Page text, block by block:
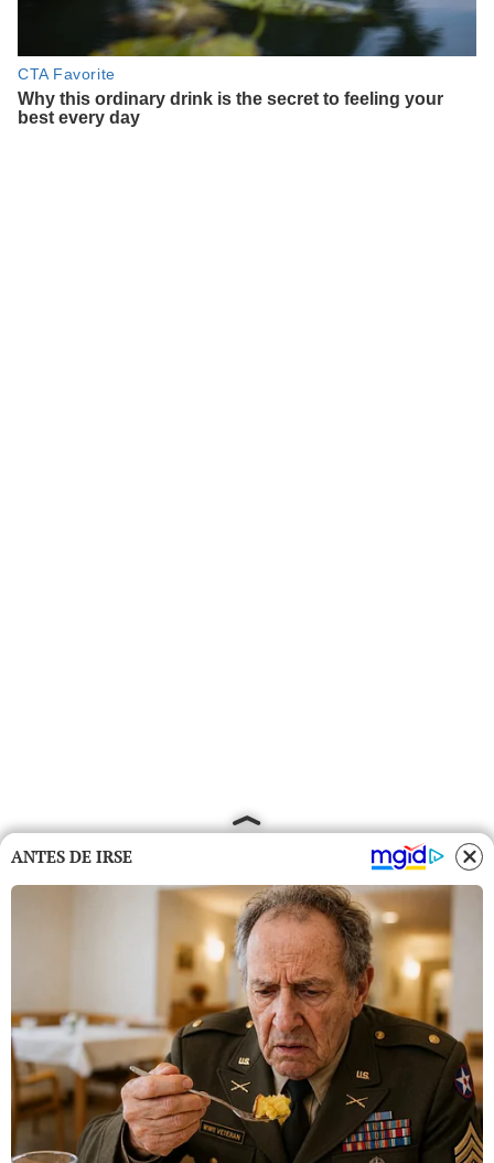
ANTES DE IRSE